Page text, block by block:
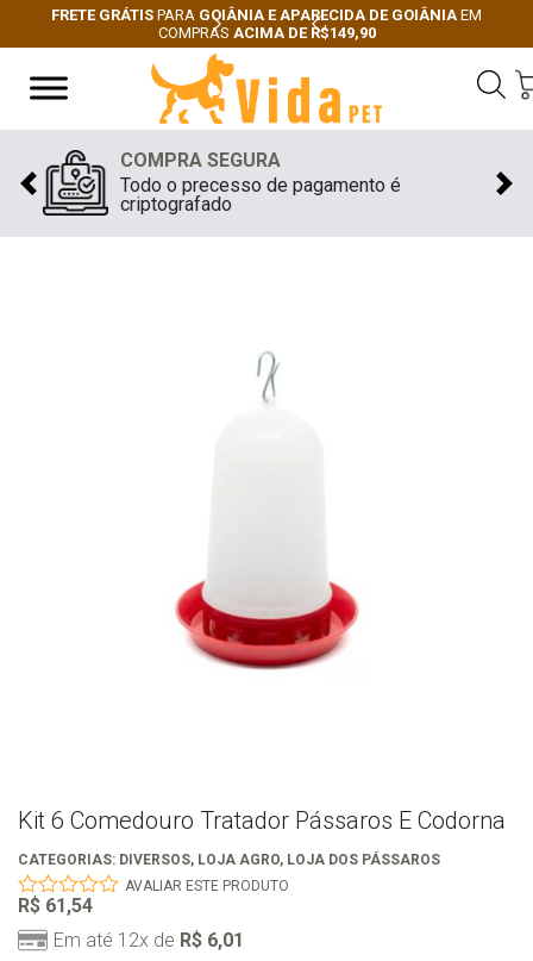
FRETE GRÁTIS PARA GOIÂNIA E APARECIDA DE GOIÂNIA EM
COMPRAS ACIMA DE R$149,90
Previous
Next
COMPRA SEGURA
Todo o precesso de pagamento é
criptografado
Previous
Kit 6 Comedouro Tratador Pássaros E Codorna
CATEGORIAS: DIVERSOS, LOJA AGRO, LOJA DOS PÁSSAROS
0
out
of
AVALIAR ESTE PRODUTO
R$ 61,54
Em até 12x de R$ 6,01